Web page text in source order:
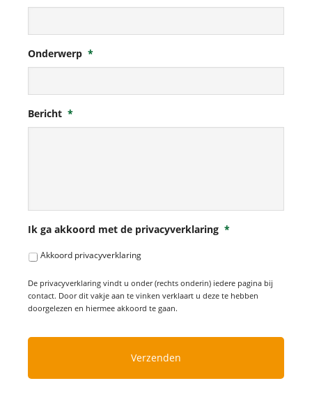
Onderwerp *
Bericht *
Ik ga akkoord met de privacyverklaring *
Akkoord privacyverklaring
De privacyverklaring vindt u onder (rechts onderin) iedere pagina bij
contact. Door dit vakje aan te vinken verklaart u deze te hebben
doorgelezen en hiermee akkoord te gaan.